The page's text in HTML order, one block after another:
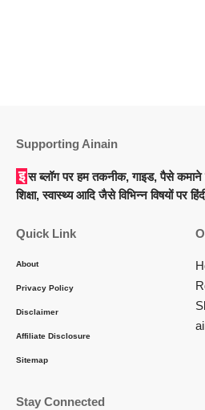
Supporting Ainain
इस ब्लॉग पर हम तकनीक, गाइड, पैसे कमाने के तरीके, कैसे बनें, तकनीक,
शिक्षा, स्वास्थ्य आदि जैसे विभिन्न विषयों पर
Quick Link
About
Privacy Policy
Disclaimer
Affiliate Disclosure
Sitemap
Stay Connected